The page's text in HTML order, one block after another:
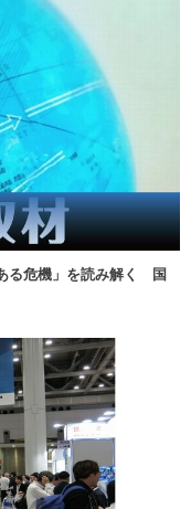
る危機」を読み解く 国